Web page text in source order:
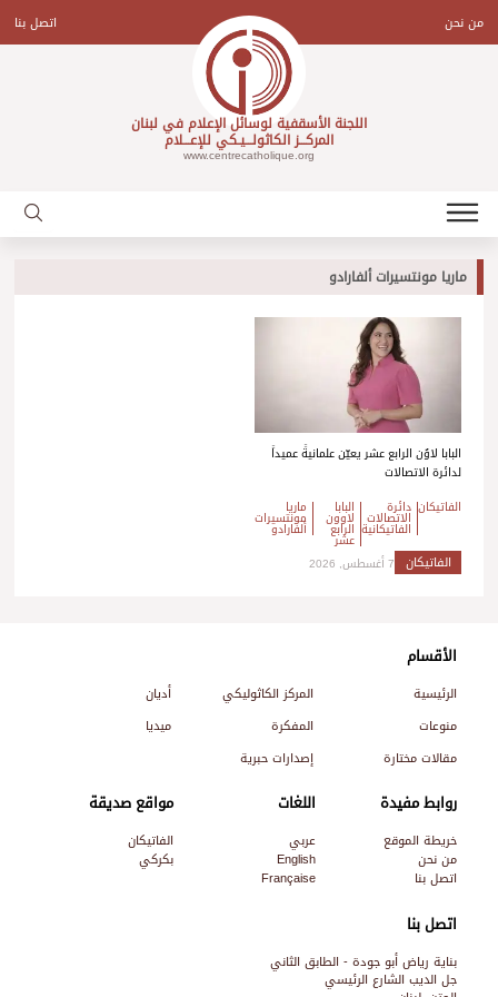
content
من نحن اتصل بنا
اللجنة الأسقفية لوسائل الإعلام في لبنان
المركـــز الكاثولـــيـكي للإعـــلام
www.centrecatholique.org
ماريا مونتسيرات ألفارادو
البابا لاوُن الرابع عشر يعيّن علمانيةً عميداً
لدائرة الاتصالات
الفاتيكان دائرة
الاتصالات
الفاتيكانية
البابا
لاوون
الرابع
عشر
ماريا
مونتسيرات
ألفارادو
الفاتيكان 7 أغسطس, 2026
اتصل بنا
بناية رياض أبو جودة - الطابق الثاني
جل الديب الشارع الرئيسي
الأقسام
الرئيسية المركز الكاثوليكي
أديان
منوعات
المفكرة
ميديا
مقالات مختارة
إصدارات حبرية
روابط مفيدة
خريطة الموقع
من نحن
اتصل بنا
اللغات
عربي
English
Française
مواقع صديقة
الفاتيكان
بكركي